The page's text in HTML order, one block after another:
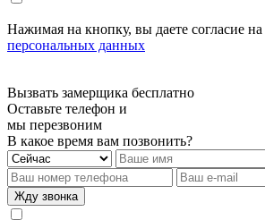
Нажимая на кнопку, вы даете согласие на
персональных данных
Вызвать замерщика бесплатно
Оставьте телефон и
мы перезвоним
В какое время вам позвонить?
Жду звонка